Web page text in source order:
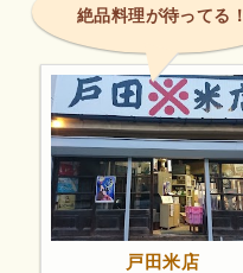
絶品料理が待ってる！
戸田米店